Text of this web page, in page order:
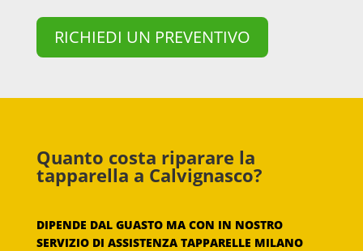
RICHIEDI UN PREVENTIVO
Quanto costa riparare la
tapparella a Calvignasco?
DIPENDE DAL GUASTO MA CON IN NOSTRO
SERVIZIO DI ASSISTENZA TAPPARELLE MILANO